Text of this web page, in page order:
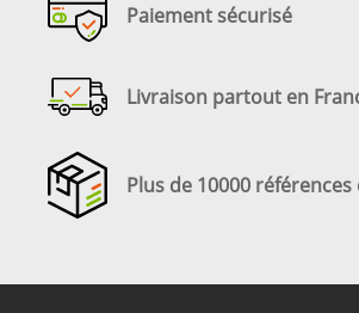
Paiement sécurisé
Livraison partout en
Plus de 10000 références